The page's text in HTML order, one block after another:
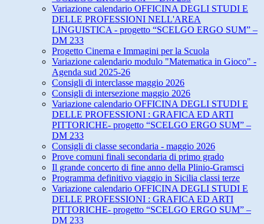
Variazione calendario OFFICINA DEGLI STUDI E
DELLE PROFESSIONI NELL'AREA
LINGUISTICA - progetto “SCELGO ERGO SUM” –
DM 233
Progetto Cinema e Immagini per la Scuola
Variazione calendario modulo "Matematica in Gioco" -
Agenda sud 2025-26
Consigli di interclasse maggio 2026
Consigli di intersezione maggio 2026
Variazione calendario OFFICINA DEGLI STUDI E
DELLE PROFESSIONI : GRAFICA ED ARTI
PITTORICHE- progetto “SCELGO ERGO SUM” –
DM 233
Consigli di classe secondaria - maggio 2026
Prove comuni finali secondaria di primo grado
Il grande concerto di fine anno della Plinio-Gramsci
Programma definitivo viaggio in Sicilia classi terze
Variazione calendario OFFICINA DEGLI STUDI E
DELLE PROFESSIONI : GRAFICA ED ARTI
PITTORICHE- progetto “SCELGO ERGO SUM” –
DM 233